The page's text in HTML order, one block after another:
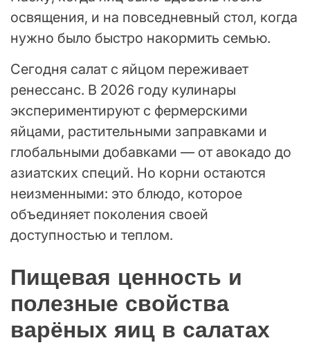
освящения, и на повседневный стол, когда
нужно было быстро накормить семью.
Сегодня салат с яйцом переживает
ренессанс. В 2026 году кулинары
экспериментируют с фермерскими
яйцами, растительными заправками и
глобальными добавками — от авокадо до
азиатских специй. Но корни остаются
неизменными: это блюдо, которое
объединяет поколения своей
доступностью и теплом.
Пищевая ценность и
полезные свойства
варёных яиц в салатах